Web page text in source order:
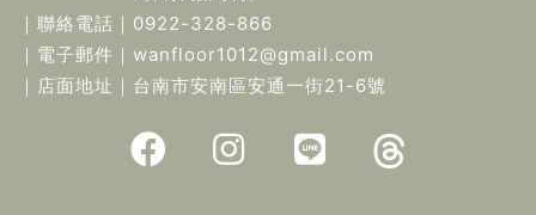
｜聯絡電話｜ 0922-328-866
｜電子郵件｜ wanfloor1012@gmail.com
｜店面地址｜ 台南市安南區安通一街21-6號